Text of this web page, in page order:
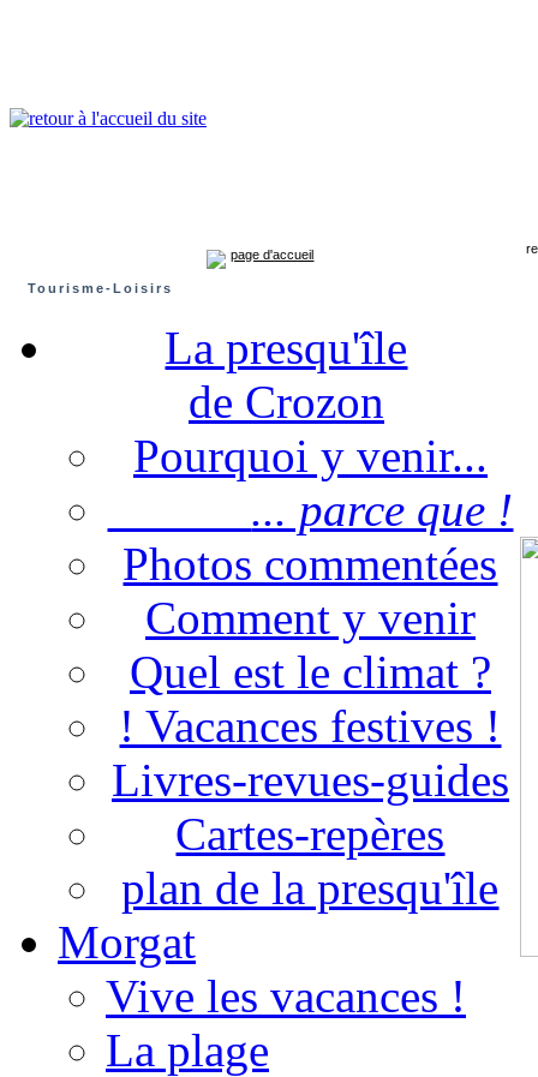
page d'accueil
Tourisme-Loisirs
La presqu'île
de Crozon
Pourquoi y venir...
... parce que !
Photos commentées
Comment y venir
Quel est le climat ?
! Vacances festives !
Livres-revues-guides
Cartes-repères
plan de la presqu'île
Morgat
Vive les vacances !
La plage